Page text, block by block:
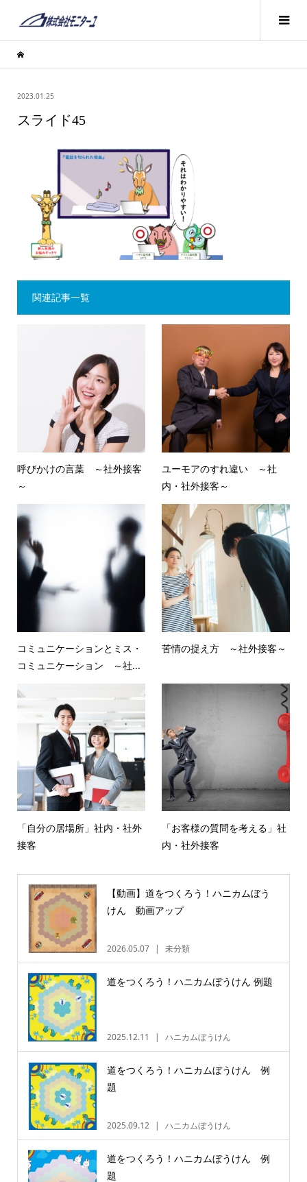
2023.01.25
スライド45
関連記事一覧
呼びかけの言葉 ～社外接客
～
ユーモアのすれ違い ～社
内・社外接客～
コミュニケーションとミス・
コミュニケーション ～社...
苦情の捉え方 ～社外接客～
「自分の居場所」社内・社外
接客
「お客様の質問を考える」社
内・社外接客
【動画】道をつくろう！ハニカムぼう
けん 動画アップ
2026.05.07 未分類
道をつくろう！ハニカムぼうけん 例題
2025.12.11 ハニカムぼうけん
道をつくろう！ハニカムぼうけん 例
題
2025.09.12 ハニカムぼうけん
道をつくろう！ハニカムぼうけん 例
題